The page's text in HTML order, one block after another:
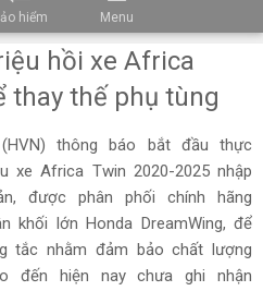
hiểm Menu
hồi xe Africa
thay thế phụ tùng
thông báo bắt đầu thực
xe Africa Twin 2020-2025 nhập
được phân phối chính hãng
khối lớn Honda DreamWing, để
tắc nhằm đảm bảo chất lượng
đến hiện nay chưa ghi nhận